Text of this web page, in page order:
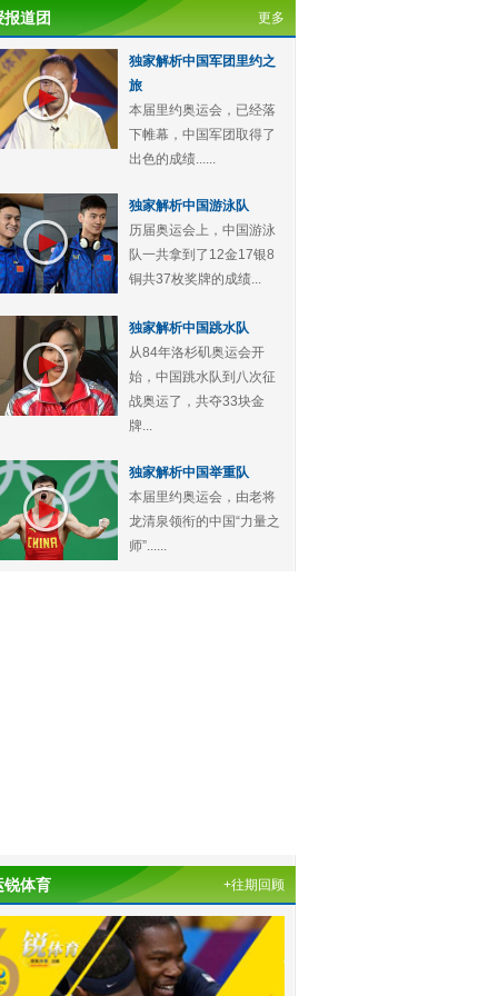
报道团 更多
独家解析中国军团里约之
旅
本届里约奥运会，已经落
下帷幕，中国军团取得了
出色的成绩......
独家解析中国游泳队
历届奥运会上，中国游泳
队一共拿到了12金17银8
铜共37枚奖牌的成绩...
独家解析中国跳水队
从84年洛杉矶奥运会开
始，中国跳水队到八次征
战奥运了，共夺33块金
牌...
独家解析中国举重队
本届里约奥运会，由老将
龙清泉领衔的中国“力量之
师”......
锐体育 +往期回顾